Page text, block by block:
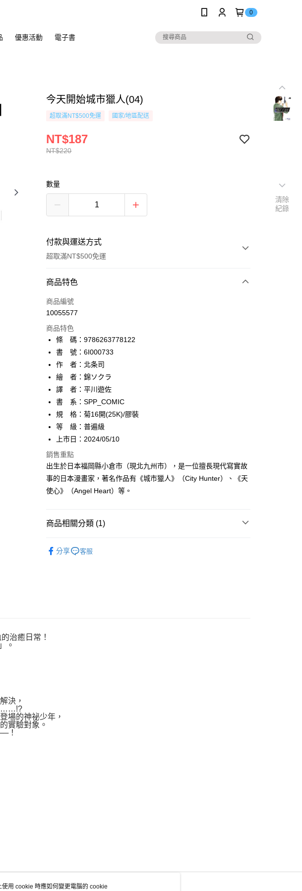
0
優惠活動 電子書
今天開始城市獵人(04)
超取滿NT$500免運 國家/地區配送
NT$220
NT$187
數量
付款與運送方式
超取滿NT$500免運
付款方式
信用卡一次付款
AFTEE先享後付
相關說明
AFTEE先享後付是「在收到商品之後才付款」的支付方式。 讓您購物簡單
便利好安心！
１．簡單：不需註冊會員、不需綁卡、不需儲值。
２．便利：只要手機號碼，簡訊認證，即可結帳。
３．安心：先確認商品／服務後，再付款。
１．於結帳方式選擇「AFTEE先享後付」後，將跳轉至「AFTEE先享後
付」結帳頁面，進行簡訊認證並確認金額後，即可完成結帳。
３．收到繳費通知簡訊後14天內，點擊此簡訊中的連結，可透過四大超商
／ATM／網路銀行／等多元方式進行付款，方視為交易完成。
※ 請注意：結帳手續完成當下不需立刻繳費，但若您需要取消訂單，請聯
絡購買商品的店家。未經商家同意取消之訂單仍視為有效，需透過AFTEE
先享後付繳納相關費用。
付客戶支援中心」https://netprotections.freshdesk.com/support/home
１．透過由恩沛科技股份有限公司提供之「AFTEE先享後付」服務完成之
交易，需依本服務之必要範圍內提供個人資料，並將交易相關給付款項請
ATM付款
運送方式
全家取貨付款
每筆NT$80，滿NT$500(含以上)免運費
每筆NT$80，滿NT$500(含以上)免運費
萊爾富取貨付款
每筆NT$80，滿NT$500(含以上)免運費
每筆NT$80，滿NT$500(含以上)免運費
每筆NT$80，滿NT$500(含以上)免運費
商品特色
商品編號
10055577
商品特色
條 碼：9786263778122
書 號：6I000733
作 者：北条司
繪 者：錦ソクラ
譯 者：平川遊佐
書 系：SPP_COMIC
規 格：菊16開(25K)/膠裝
等 級：普遍級
上市日：2024/05/10
銷售重點
出生於日本福岡縣小倉市（現北九州市），是一位擅長現代寫實故
事的日本漫畫家，著名作品有《城市獵人》（City Hunter）、《天
使心》（Angel Heart）等。
商品相關分類 (1)
分享
客服
治癒日常！
。
決，
……!?
場的神祕少年，
實驗對象。
！
清除
紀錄
用 cookie 時應如何變更電腦的 cookie